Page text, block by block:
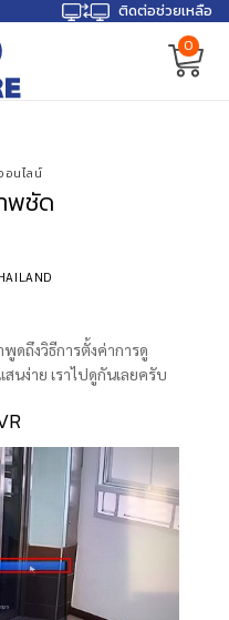
ติดต่อช่วยเหลือ
0
นไลน์
พชัด
ดถึงวิธีการตั้งค่าการดู
นง่าย เราไปดูกันเลยครับ